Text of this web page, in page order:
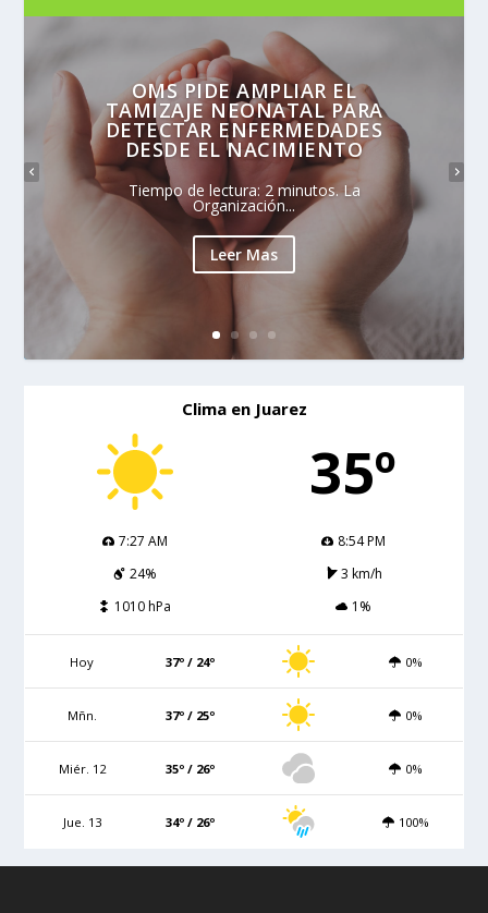
OMS PIDE AMPLIAR EL
TAMIZAJE NEONATAL PARA
DETECTAR ENFERMEDADES
DESDE EL NACIMIENTO
Tiempo de lectura: 2 minutos. La
Organización...
Leer Mas
Clima en Juarez
35º
7:27 AM
8:54 PM
24%
3 km/h
1010 hPa
1%
Hoy 37º / 24º 0%
Mñn. 37º / 25º 0%
Miér. 12 35º / 26º 0%
Jue. 13 34º / 26º 100%